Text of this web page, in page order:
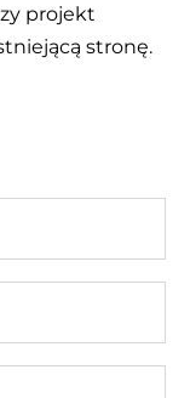
projekt
stronę.